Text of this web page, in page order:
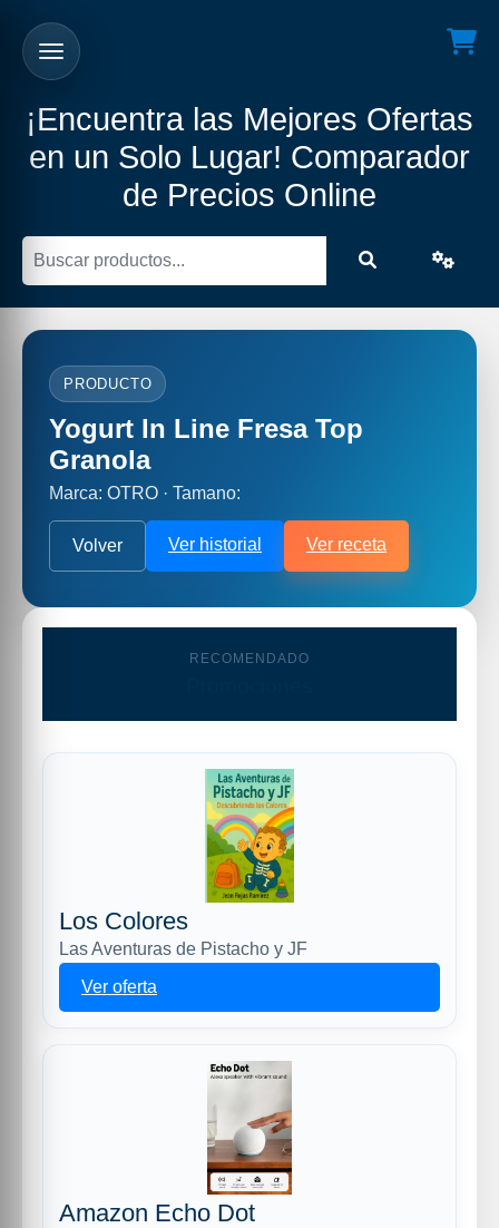
¡Encuentra las Mejores Ofertas
en un Solo Lugar! Comparador
de Precios Online
PRODUCTO
Yogurt In Line Fresa Top
Granola
Marca: OTRO · Tamano:
Volver Ver historial Ver receta
RECOMENDADO
Los Colores
Las Aventuras de Pistacho y JF
Ver oferta
Amazon Echo Dot